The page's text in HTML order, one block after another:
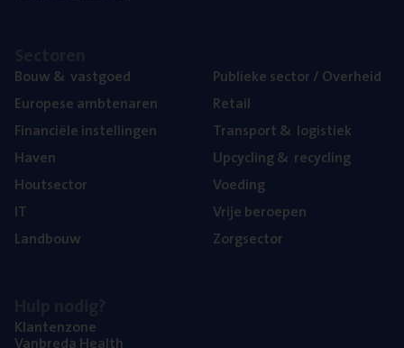
Bouw& vastgoed
Euro­pe­se ambtenaren
Finan­ci­ë­le instellingen
Haven
Hout­sec­tor
IT
Land­bouw
Publie­ke sec­tor / Overheid
Retail
Trans­port& logistiek
Upcy­cling& recycling
Voe­ding
Vrije beroe­pen
Zorg­sec­tor
Klan­ten­zo­ne
Van­b­re­da Health